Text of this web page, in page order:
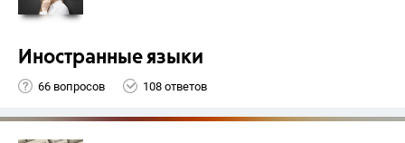
Иностранные языки
66 вопросов 108 ответов